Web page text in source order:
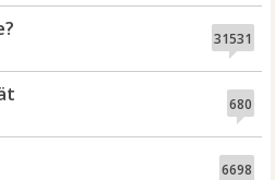
31531
680
6698